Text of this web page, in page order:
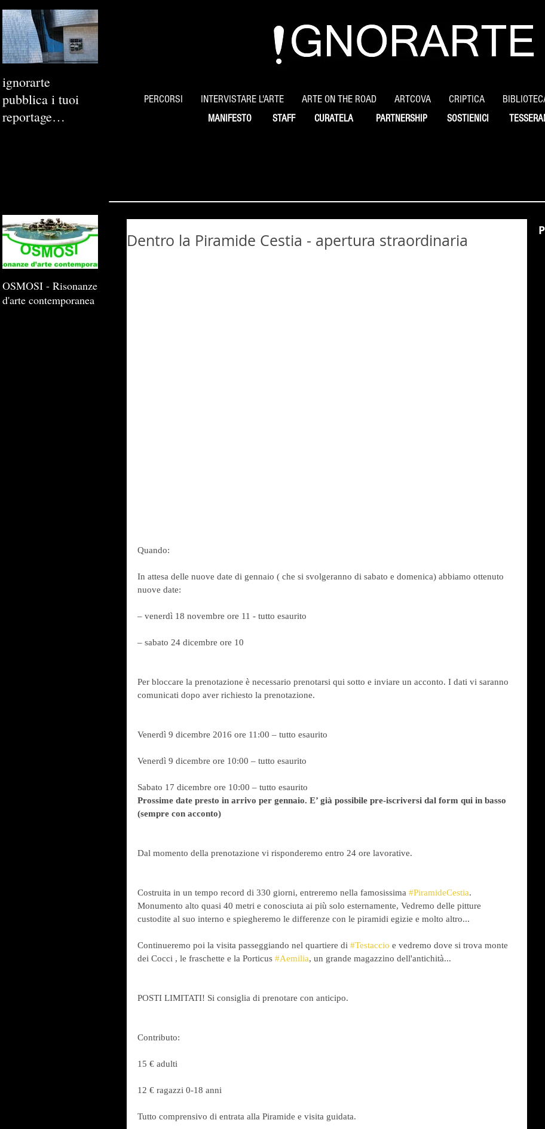
ignorarte
pubblica i tuoi
reportage
PERCORSI INTERVISTARE L'ARTE ARTE ON THE ROAD ARTCOVA CRIPTICA
MANIFESTO STAFF CURATELA PARTNERSHIP SOSTIENICI
Dentro la Piramide Cestia - apertura straordinaria
Quando:
In attesa delle nuove date di gennaio ( che si svolgeranno di sabato e domenica) abbiamo ottenuto
nuove date:
– venerdì 18 novembre ore 11 - tutto esaurito
– sabato 24 dicembre ore 10
Per bloccare la prenotazione è necessario prenotarsi qui sotto e inviare un acconto. I dati vi saranno
comunicati dopo aver richiesto la prenotazione.
Venerdì 9 dicembre 2016 ore 11:00 – tutto esaurito
Venerdì 9 dicembre ore 10:00 – tutto esaurito
Sabato 17 dicembre ore 10:00 – tutto esaurito
Prossime date presto in arrivo per gennaio. E’ già possibile pre-iscriversi dal form qui in basso
(sempre con acconto)
Dal momento della prenotazione vi risponderemo entro 24 ore lavorative.
Costruita in un tempo record di 330 giorni, entreremo nella famosissima #PiramideCestia.
Monumento alto quasi 40 metri e conosciuta ai più solo esternamente, Vedremo delle pitture
custodite al suo interno e spiegheremo le differenze con le piramidi egizie e molto altro...
Continueremo poi la visita passeggiando nel quartiere di #Testaccio e vedremo dove si trova monte
dei Cocci , le fraschette e la Porticus #Aemilia, un grande magazzino dell'antichità...
POSTI LIMITATI! Si consiglia di prenotare con anticipo.
Contributo:
15 € adulti
12 € ragazzi 0-18 anni
Tutto comprensivo di entrata alla Piramide e visita guidata.
OSMOSI - Risonanze
d'arte contemporanea